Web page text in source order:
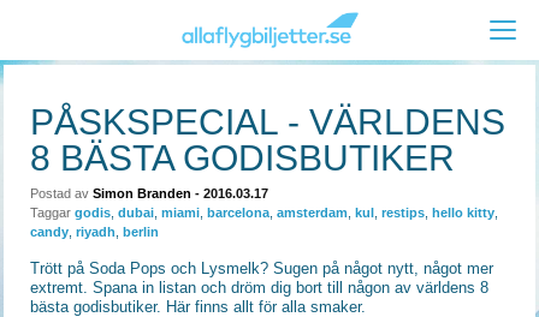
PÅSKSPECIAL - VÄRLDENS
8 BÄSTA GODISBUTIKER
Postad avSimon Branden - 2016.03.17
Taggar godis ,dubai ,miami ,barcelona ,amsterdam ,kul ,restips ,hello kitty
candy ,riyadh ,berlin
Trött på Soda Pops och Lysmelk? Sugen på något nytt, något mer
extremt. Spana in listan och dröm dig bort till någon av världens 8
bästa godisbutiker. Här finns allt för alla smaker.